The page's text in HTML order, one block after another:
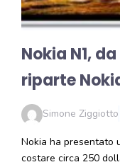
Nokia N1,
riparte
Simone Ziggiotto
Nokia ha presentato
costare circa 250